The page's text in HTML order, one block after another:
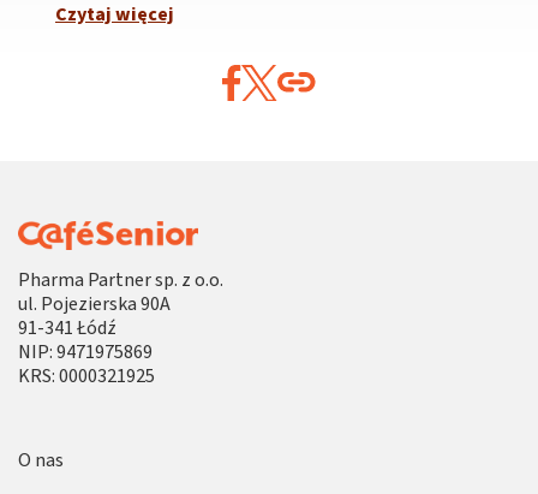
Czytaj więcej
Pharma Partner sp. z o.o.
ul. Pojezierska 90A
91-341 Łódź
NIP: 9471975869
KRS: 0000321925
O nas